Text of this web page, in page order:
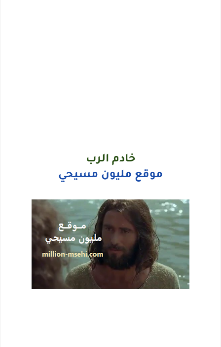
خادم الرب
موقع مليون مسيحي